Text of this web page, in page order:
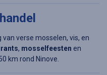
verse mosselen, vis, en
, mosselfeesten en
km rond Ninove.